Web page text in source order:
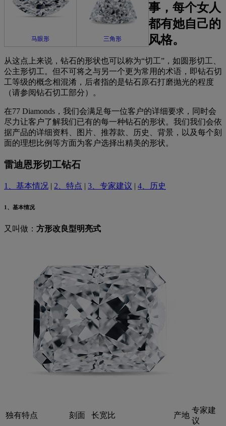
马眼形 三角形
事，每个女人
都有她自己的
风格。
从这点上来说，钻石的形状也可以称为“切工”，如圆形切工、
公主形切工。但不可将之与另一个更为常用的术语，即钻石切
工等级的概念相混淆，后者指的是钻石原石打磨抛光的程度
（请参阅钻石切工部分）。
在77 Diamonds，我们会满足每一位客户的详细要求，同时会
尽力让客户了解我们已有的每一种钻石的形状。我们我们会依
据产品的详细资料、图片、推荐款、历史、背景，以及每个刻
面的理想比例等方面为客户选择出精美的形状。
雷迪恩形切工钻石
1、基本情况 | 2、特点 | 3、专家建议 | 4、历史
1、基本情况
又叫做： 方形改良型明亮式
独有特点 刻面 长宽比 产地
专家建
议